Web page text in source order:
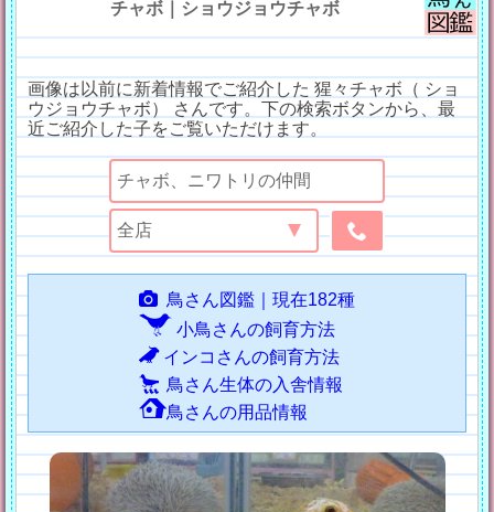
チャボ｜ショウジョウチャボ
画像は以前に新着情報でご紹介した 猩々チャボ（ ショ
ウジョウチャボ） さんです。下の検索ボタンから、最
近ご紹介した子をご覧いただけます。
鳥さん図鑑｜現在182種
小鳥さんの飼育方法
インコさんの飼育方法
鳥さん生体の入舎情報
鳥さんの用品情報